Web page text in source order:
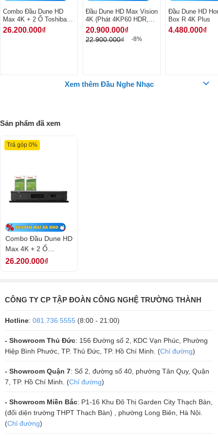
Đầu Dune HD HD Max 4K được kết hợp giữa hệ sinh thái Dune HD và
nghiệm của bạn sẽ độc đáo và ấn tượng hơn. Được nhà sản xuất
trang bị CPU đa lõi và GPU mạnh mẽ mới và công cụ hiển thị GUI
mà gấp 2 lần so với các sản phẩm trước đây.
Đầu Dune HD Max 4K mang tới trải nghiệm xem phim đỉnh cao với
khả năng tái hiện âm thanh, hình ảnh với chất lượng tốt nhất. Với
những công nghệ âm thanh, hình ảnh hiện đại, đầu Dune HD Max 4K
định dạng file.
Thiết bị này còn sở hữu đa dạng các cổng kết nối tín hiệu đầu vào,
2.0 host, HDMI 2.0a, đầu vào âm thanh S/PDIF (optical/ coaxial), đầu
vào HDMI 2.0, cổng vào hồng ngoại, cổng nguồn vào 220-240/110-
với đầu để có trải nghiệm xem phim hoàn hảo nhất.
Combo Đầu Dune HD
Max 4K + 2 Ổ Toshiba
4TB S300 - Kết nối 2 ổ
gắn trong
26.200.000₫
Đầu Dune HD Max Vision
4K (Phát 4KP60 HDR,
Android 9.0, Dolby
Vision, 3D)
20.900.000₫
22.900.000₫ -8%
Đầu Dune HD
Box R 4K Plus
4.480.000₫
Xem thêm Đầu Nghe Nhạc
Sản phẩm đã xem
Combo Đầu Dune HD
Max 4K + 2 Ổ
Toshiba 4TB S300 -
Trả góp 0%
26.200.000₫
CÔNG TY CP TẬP ĐOÀN CÔNG NGHỆ TRƯỜNG THÀNH
Hotline: 081.736.5555 (8:00 - 21:00)
- Showroom Thủ Đức: 156 Đường số 2, KDC Vạn Phúc, Phường
Hiệp Bình Phước, TP. Thủ Đức, TP. Hồ Chí Minh. (Chỉ đường)
- Showroom Quận 7: Số 2, đường số 40, phường Tân Quy, Quận
7, TP. Hồ Chí Minh. (Chỉ đường)
- Showroom Miền Bắc: P1-16 Khu Đô Thị Garden City Thạch Bàn,
(đối diện trường THPT Thạch Bàn) , phường Long Biên, Hà Nội.
(Chỉ đường)